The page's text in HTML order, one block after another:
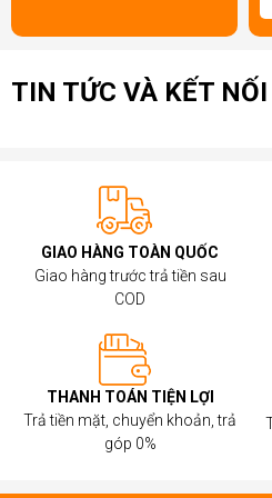
TIN TỨC VÀ KẾT NỐI
GIAO HÀNG TOÀN QUỐC
Giao hàng trước trả tiền sau
COD
THANH TOÁN TIỆN LỢI
Trả tiền mặt, chuyển khoản, trả
góp 0%